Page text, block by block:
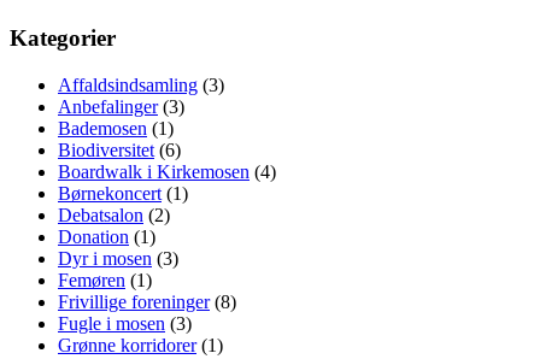
Kategorier
Affaldsindsamling (3)
Anbefalinger(3)
Bademosen (1)
Biodiversitet (6)
Boardwalk i Kirkemosen (4)
Børnekoncert (1)
Debatsalon (2)
Donation (1)
Dyr i mosen (3)
Femøren (1)
Frivillige foreninger(8)
Fugle i mosen (3)
Grønne korridorer(1)